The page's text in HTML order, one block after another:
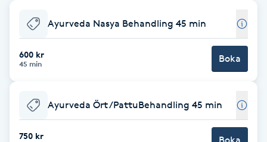
Babylights
Balayage
Barber
Ayurveda Nasya Behandling 45 min
600 kr
45 min Boka
Ayurveda Ört /PattuBehandling 45 min
750 kr